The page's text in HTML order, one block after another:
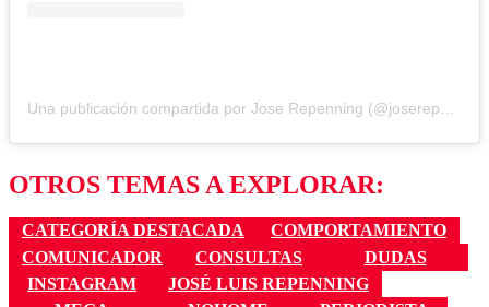
OTROS TEMAS A EXPLORAR:
CATEGORÍA DESTACADA
COMPORTAMIENTO
COMUNICADOR
CONSULTAS
DUDAS
INSTAGRAM
JOSÉ LUIS REPENNING